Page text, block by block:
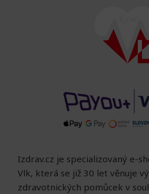
Izdrav.cz je specializovaný e-
Vlk, která se již 30 let věnuje
zdravotnických pomůcek v